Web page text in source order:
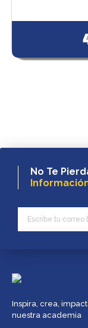
No Te
Inspira, crea,
nuestra academia